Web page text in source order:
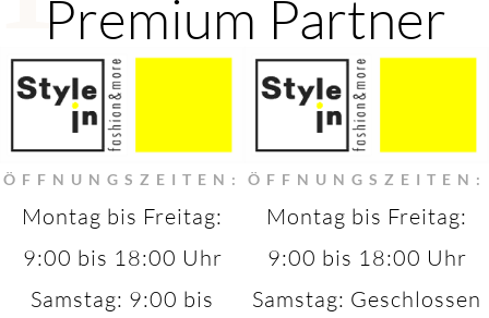
Premium Partner
ÖFFNUNGSZEITEN:
Montag bis Freitag:
9:00 bis 18:00 Uhr
Samstag: 9:00 bis
ÖFFNUNGSZEITEN:
Montag bis Freitag:
9:00 bis 18:00 Uhr
Samstag: Geschlossen